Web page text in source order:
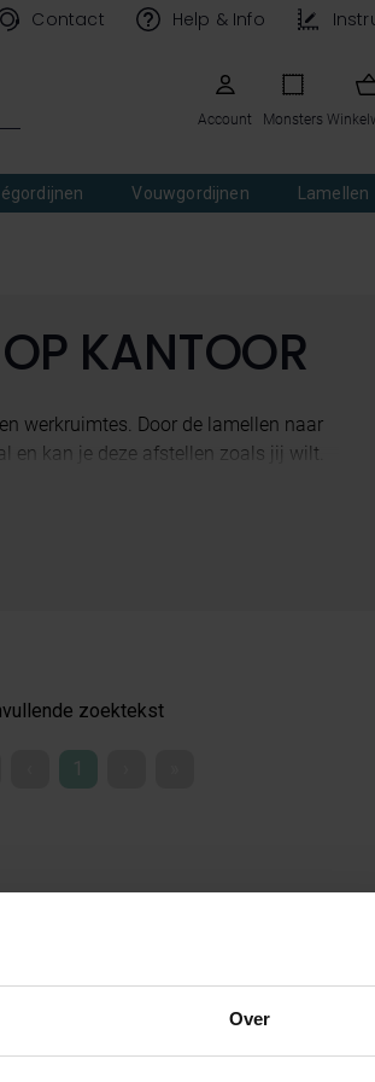
Over
Contact Help & Info
Account Monsters
Vouwgordijnen Lamellen
KANTOOR
werkruimtes. Door de lamellen naar
en kan je deze afstellen zoals jij wilt.
uit bij temperatuurswisselingen en
zoektekst
1